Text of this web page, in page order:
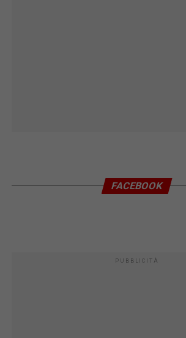
FACEBOOK
PUBBLICITÀ